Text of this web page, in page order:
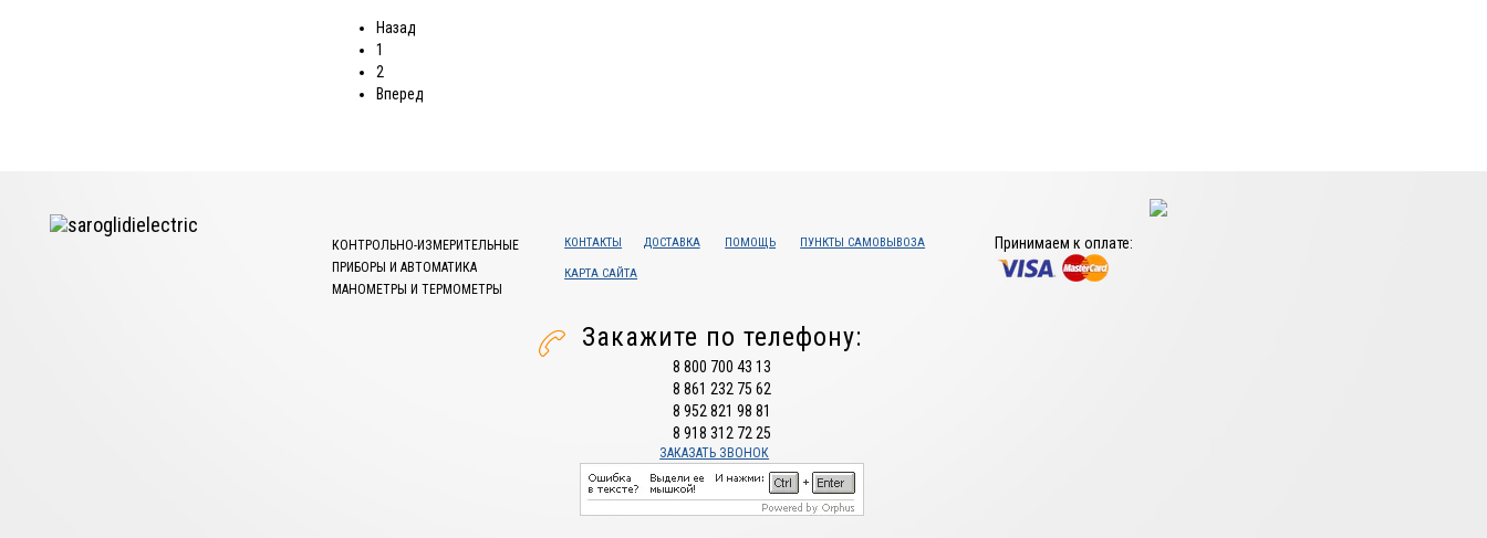
Назад
1
2
Вперед
КОНТРОЛЬНО-ИЗМЕРИТЕЛЬНЫЕ
ПРИБОРЫ И АВТОМАТИКА
МАНОМЕТРЫ И ТЕРМОМЕТРЫ
КОНТАКТЫ ДОСТАВКА ПОМОЩЬ ПУНКТЫ САМОВЫВОЗА
КАРТА САЙТА
Закажите по телефону:
8 800 700 43 13
8 861 232 75 62
8 952 821 98 81
8 918 312 72 25
ЗАКАЗАТЬ ЗВОНОК
Принимаем к оплате: